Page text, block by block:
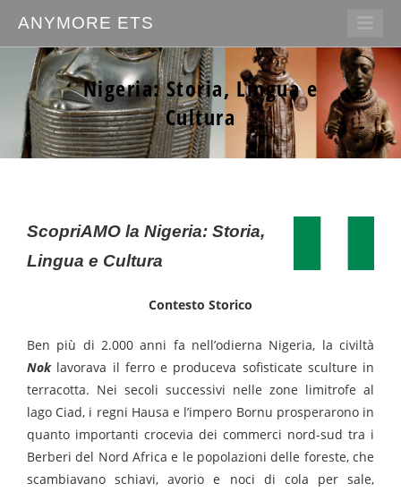
ANYMORE ETS
Nigeria: Storia, Lingua e
Cultura
ScopriAMO la Nigeria: Storia,
Lingua e Cultura
Contesto Storico
Ben più di 2.000 anni fa nell’odierna Nigeria, la civiltà
Nok lavorava il ferro e produceva sofisticate sculture in
terracotta. Nei secoli successivi nelle zone limitrofe al
lago Ciad, i regni Hausa e l’impero Bornu prosperarono in
quanto importanti crocevia dei commerci nord-sud tra i
Berberi del Nord Africa e le popolazioni delle foreste, che
scambiavano schiavi, avorio e noci di cola per sale,